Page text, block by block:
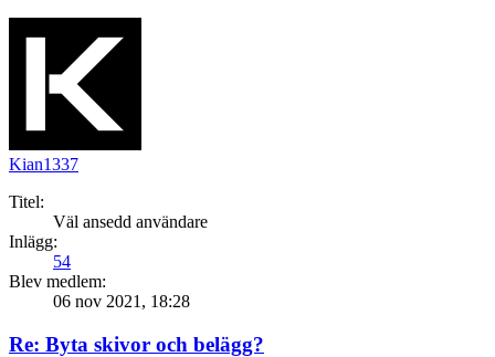
Kian1337
Titel:
Väl ansedd användare
Inlägg:
54
Blev medlem:
06 nov 2021, 18:28
Re: Byta skivor och belägg?